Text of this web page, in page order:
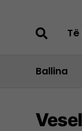
Ballina